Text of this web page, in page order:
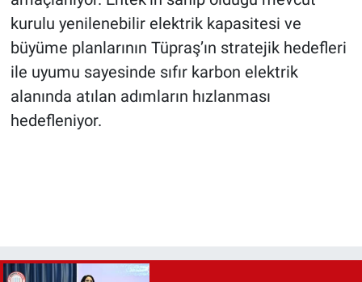
kurulu yenilenebilir elektrik kapasitesi ve
büyüme planlarının Tüpraş’ın stratejik hedefleri
ile uyumu sayesinde sıfır karbon elektrik
alanında atılan adımların hızlanması
hedefleniyor.